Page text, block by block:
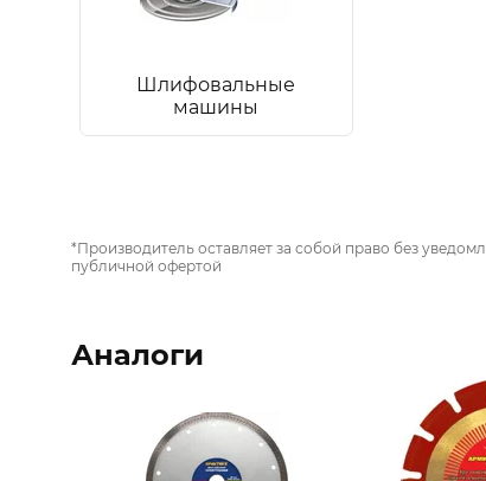
Шлифовальные
машины
*Производитель оставляет за собой право без
публичной офертой
Аналоги